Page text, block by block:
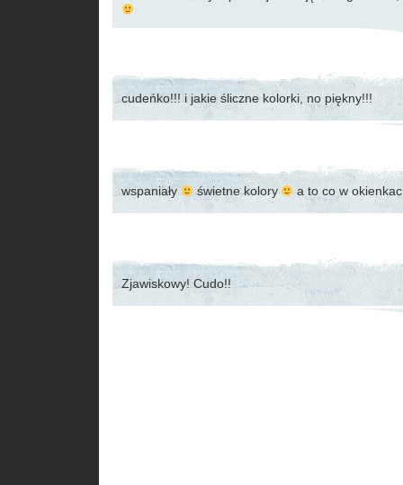
cudeńko!!! i jakie śliczne kolorki, no piękny!!!
wspaniały świetne kolory a to co w
Zjawiskowy! Cudo!!